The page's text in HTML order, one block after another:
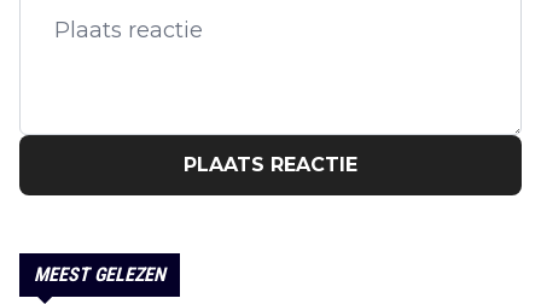
PLAATS REACTIE
MEEST GELEZEN